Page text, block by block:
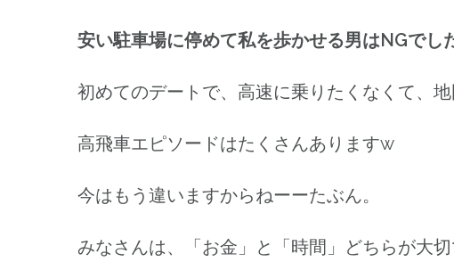
安い駐車場に停めて私を歩かせる男はNGでし
初めてのデートで、高速に乗りたくなくて、
高飛車エピソードはたくさんありますw
今はもう違いますからねーーたぶん。
みなさんは、「お金」と「時間」どちらが大切